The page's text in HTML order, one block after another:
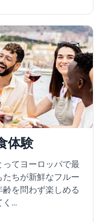
体験
てヨーロッパで最
ちが新鮮なフルー
を問わず楽しめる
...